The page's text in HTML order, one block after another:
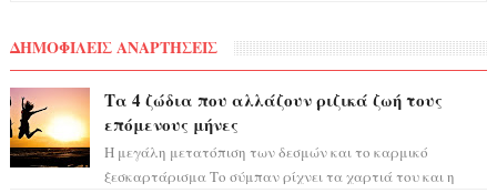
ΔΗΜΟΦΙΛΕΙΣ ΑΝΑΡΤΗΣΕΙΣ
Τα 4 ζώδια που αλλάζουν ριζικά ζωή τους
επόμενους μήνες
Η μεγάλη μετατόπιση των δεσμών και το καρμικό
ξεσκαρτάρισμα Το σύμπαν ρίχνει τα χαρτιά του και η